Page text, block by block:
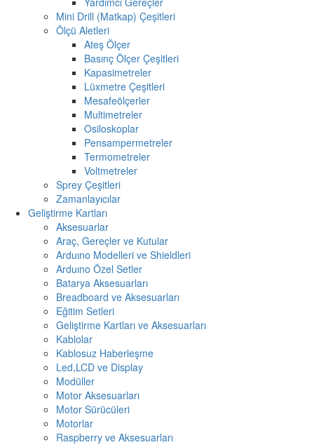
Mini Drill (Matkap) Çeşitleri
Ölçü Aletleri
Ateş Ölçer
Basınç Ölçer Çeşitleri
Kapasimetreler
Lüxmetre Çeşitleri
Mesafeölçerler
Multimetreler
Osiloskoplar
Pensampermetreler
Termometreler
Voltmetreler
Sprey Çeşitleri
Zamanlayıcılar
Geliştirme Kartları
Aksesuarlar
Araç, Gereçler ve Kutular
Arduıno Modelleri ve Shieldleri
Arduıno Özel Setler
Batarya Aksesuarları
Breadboard ve Aksesuarları
Eğitim Setleri
Geliştirme Kartları ve Aksesuarları
Kablolar
Kablosuz Haberleşme
Led,LCD ve Display
Modüller
Motor Aksesuarları
Motor Sürücüleri
Motorlar
Raspberry ve Aksesuarları